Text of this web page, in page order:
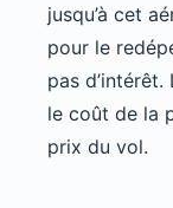
jusqu’à cet
pour le
pas
le coût de la
prix du vol.